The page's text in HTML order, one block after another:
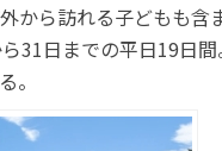
から訪れる子どもも含
31日までの平日19日
。